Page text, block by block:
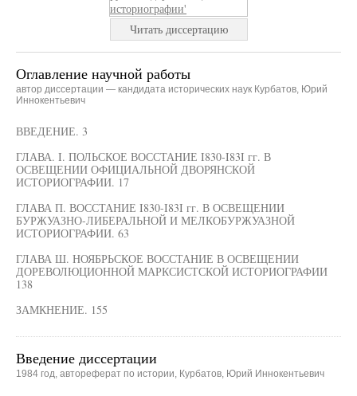
Читать диссертацию
Оглавление научной работы
автор диссертации — кандидата исторических наук Курбатов, Юрий
Иннокентьевич
ВВЕДЕНИЕ. 3
ГЛАВА. I. ПОЛЬСКОЕ ВОССТАНИЕ I830-I83I гг. В
ОСВЕЩЕНИИ ОФИЦИАЛЬНОЙ ДВОРЯНСКОЙ
ИСТОРИОГРАФИИ. 17
ГЛАВА П. ВОССТАНИЕ I830-I83I гг. В ОСВЕЩЕНИИ
БУРЖУАЗНО-ЛИБЕРАЛЬНОЙ И МЕЛКОБУРЖУАЗНОЙ
ИСТОРИОГРАФИИ. 63
ГЛАВА Ш. НОЯБРЬСКОЕ ВОССТАНИЕ В ОСВЕЩЕНИИ
ДОРЕВОЛЮЦИОННОЙ МАРКСИСТСКОЙ ИСТОРИОГРАФИИ
138
ЗАМКНЕНИЕ. 155
Введение диссертации
1984 год, автореферат по истории, Курбатов, Юрий Иннокентьевич